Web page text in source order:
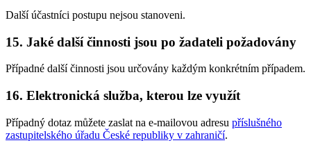
Další účastníci postupu nejsou stanoveni.
15. Jaké další činnosti jsou po žadateli požadovány
Případné další činnosti jsou určovány každým konkrétním případem.
16. Elektronická služba, kterou lze využít
Případný dotaz můžete zaslat na e-mailovou adresu příslušného
zastupitelského úřadu České republiky v zahraničí.